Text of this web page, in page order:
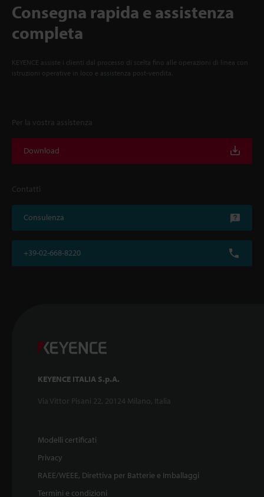
Consegna rapida e assistenza
completa
KEYENCE assiste i clienti dal processo di scelta fino alle operazioni di linea con
istruzioni operative in loco e assistenza post-vendita.
Per la vostra assistenza
Download
Contatti
Consulenza
+39-02-668-8220
KEYENCE ITALIA S.p.A.
Via Vittor Pisani 22, 20124 Milano, Italia
Modelli certificati
Privacy
RAEE/WEEE, Direttiva per Batterie e Imballaggi
Termini e condizioni